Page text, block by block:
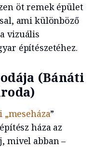
öt remek épület
ami különböző
vizuális
építészetéhez.
(Bánáti
”
háza az
mivel abban –